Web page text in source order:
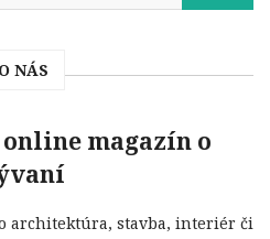
O NÁS
magazín o
architektúra, stavba, interiér či